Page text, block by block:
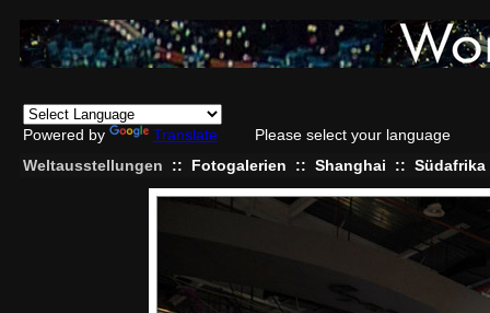
Powered by Translate
Please select your language
Weltausstellungen
:: Fotogalerien :: Shanghai :: Südafrika